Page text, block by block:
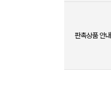
판촉상품 안내